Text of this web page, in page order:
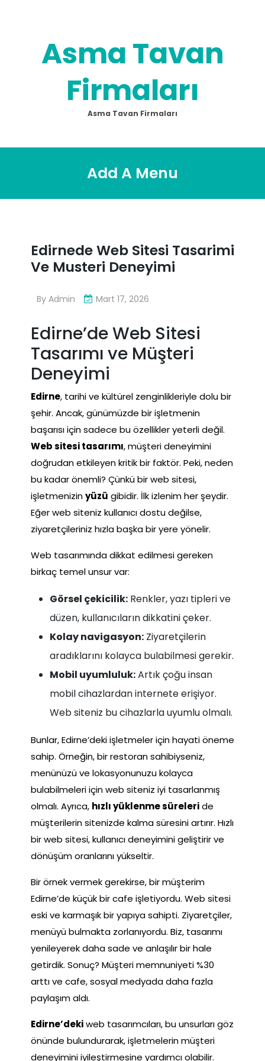
Asma Tavan
Firmaları
Asma Tavan Firmaları
Add A Menu
Edirnede Web Sitesi Tasarimi
Ve Musteri Deneyimi
By Admin Mart 17, 2026
Edirne’de Web Sitesi
Tasarımı ve Müşteri
Deneyimi
Edirne, tarihi ve kültürel zenginlikleriyle dolu bir
şehir. Ancak, günümüzde bir işletmenin
başarısı için sadece bu özellikler yeterli değil.
Web sitesi tasarımı, müşteri deneyimini
doğrudan etkileyen kritik bir faktör. Peki, neden
bu kadar önemli? Çünkü bir web sitesi,
işletmenizinyüzü gibidir. İlk izlenim her şeydir.
Eğer web siteniz kullanıcı dostu değilse,
ziyaretçileriniz hızla başka bir yere yönelir.
Web tasarımında dikkat edilmesi gereken
birkaç temel unsur var:
Görsel çekicilik: Renkler, yazı tipleri ve
düzen, kullanıcıların dikkatini çeker.
Kolay navigasyon: Ziyaretçilerin
aradıklarını kolayca bulabilmesi gerekir.
Mobil uyumluluk:Artık çoğu insan
mobil cihazlardan internete erişiyor.
Web siteniz bu cihazlarla uyumlu olmalı.
Bunlar, Edirne’deki işletmeler için hayati öneme
sahip. Örneğin, bir restoran sahibiyseniz,
menünüzü ve lokasyonunuzu kolayca
bulabilmeleri için web siteniz iyi tasarlanmış
olmalı. Ayrıca, hızlı yüklenme süreleride
müşterilerin sitenizde kalma süresini artırır. Hızlı
bir web sitesi, kullanıcı deneyimini geliştirir ve
dönüşüm oranlarını yükseltir.
Bir örnek vermek gerekirse, bir müşterim
Edirne’de küçük bir cafe işletiyordu. Web sitesi
eski ve karmaşık bir yapıya sahipti. Ziyaretçiler,
menüyü bulmakta zorlanıyordu. Biz, tasarımı
yenileyerek daha sade ve anlaşılır bir hale
getirdik. Sonuç? Müşteri memnuniyeti %30
arttı ve cafe, sosyal medyada daha fazla
paylaşım aldı.
Edirne’dekiweb tasarımcıları, bu unsurları göz
önünde bulundurarak, işletmelerin müşteri
deneyimini iyileştirmesine yardımcı olabilir.